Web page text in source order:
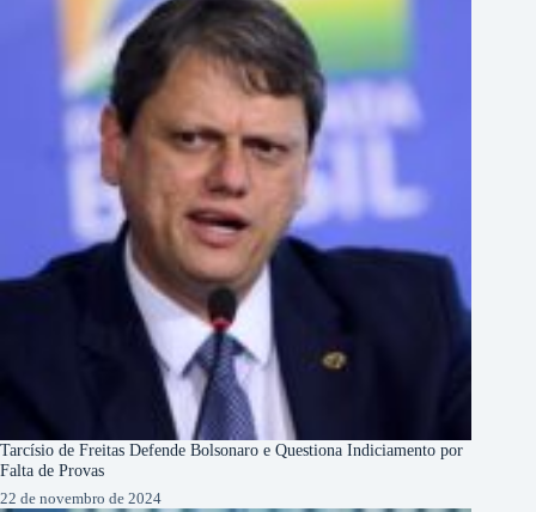
Tarcísio de Freitas Defende Bolsonaro e Questiona Indiciamento por
Falta de Provas
22 de novembro de 2024